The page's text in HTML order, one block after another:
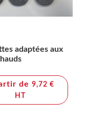
adaptées aux
de9,72 €
HT